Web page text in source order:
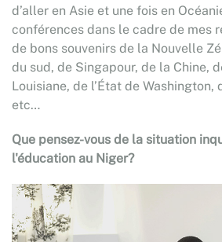
d’aller en Asie et une fois en
conférences dans le cadre de mes
de bons souvenirs de la Nouvelle
du sud, de Singapour, de la Chine,
Louisiane, de l’État de Washington,
etc…
Que pensez-vous de la situation
l'éducation au Niger?